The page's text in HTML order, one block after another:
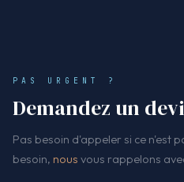
PAS URGENT ?
Demandez un
Pas besoin d'appeler si ce n'est
besoin, nous vous rappelons